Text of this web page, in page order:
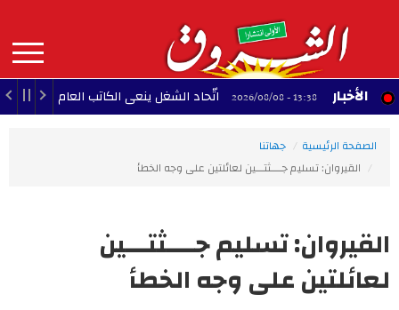
contenu
principal
MAIN
NAVIGATION الأخبار
13:38 - 2026/08/08 اتّحاد الشغل ينعى الكاتب العام لجامعة النقل
الصفحة الرئيسية
جهاتنا
القيروان: تسليم جــــثتـــين لعائلتين على وجه الخطأ
القيروان: تسليم جــــثتـــين
لعائلتين على وجه الخطأ